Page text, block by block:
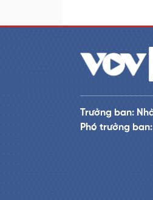
Trưởng ban:
Phó trưởng